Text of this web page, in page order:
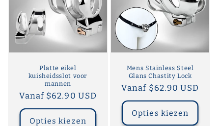
Platte eikel
kuisheidsslot voor
mannen
Normale
prijs
Vanaf $62.90 USD
Opties kiezen
Mens Stainless Steel
Glans Chastity Lock
Normale
prijs
Vanaf $62.90 USD
Opties kiezen